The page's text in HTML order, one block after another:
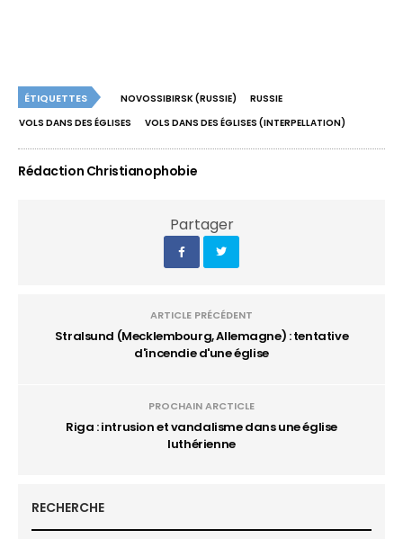
ÉTIQUETTES NOVOSSIBIRSK (RUSSIE)
RUSSIE
VOLS DANS DES ÉGLISES
VOLS DANS DES ÉGLISES (INTERPELLATION)
Rédaction Christianophobie
Partager
ARTICLE PRÉCÉDENT
Stralsund (Mecklembourg, Allemagne) : tentative
d'incendie d'une église
PROCHAIN ARCTICLE
Riga : intrusion et vandalisme dans une église
luthérienne
RECHERCHE